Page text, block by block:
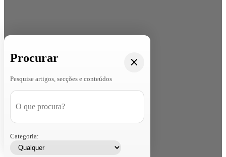
Procurar
Pesquise artigos, secções e conteúdos
Categoria: